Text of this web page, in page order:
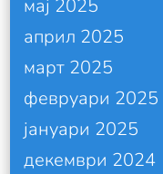
мај 2025
април 2025
март 2025
февруари 2025
јануари 2025
декември 2024